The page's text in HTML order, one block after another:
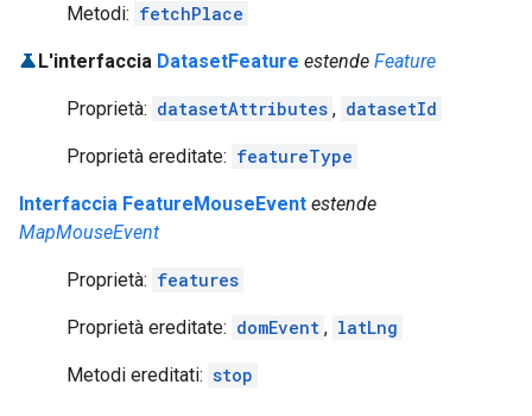
Metodi: fetchPlace
L'interfaccia DatasetFeature estende Feature
Proprietà: datasetAttributes , datasetId
Proprietà ereditate: featureType
Interfaccia FeatureMouseEvent estende
MapMouseEvent
Proprietà: features
Proprietà ereditate: domEvent , latLng
Metodi ereditati: stop